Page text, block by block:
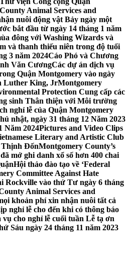
Animal Services and
nuôi động vật Bảy ngày một
bắt đầu từ ngày 14 tháng 1 năm
đông với Washing Wizards và
và thanh thiếu niên trong độ tuổi
3 năm 2024Cáo Phó và Chương
Văn CươngCác dự án dịch vụ
Quận Montgomery vào ngày
Luther King, JrMontgomery
Protection Cung cấp các
sinh Thân thiện với Môi trường
nghỉ lễ của Quận Montgomery
nhật, ngày 31 tháng 12 Năm 2023
Năm 2024Pictures and Video Clips
Literary and Artistic Club
Thịnh ĐốnMontgomery County’s
mở ghi danh xổ số hơn 400 chai
Hội thảo đào tạo về ‘Federal
Committee Against Hate
Rockville vào thứ Tư ngày 6 tháng
Animal Services and
khoản phí xin nhận nuôi tất cả
nghỉ lễ cho đến khi có thông báo
cho nghỉ lễ cuối tuần Lễ tạ ơn
Sáu ngày 24 tháng 11 năm 2023